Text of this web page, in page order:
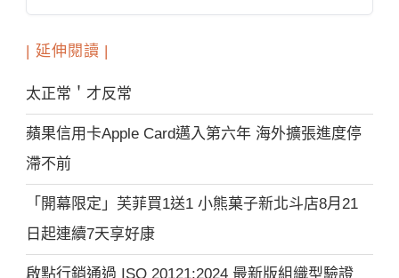
| 延伸閱讀 |
太正常＇才反常
蘋果信用卡Apple Card邁入第六年 海外擴張進度停
滯不前
「開幕限定」芙菲買1送1 小熊菓子新北斗店8月21
日起連續7天享好康
啟點行銷通過 ISO 20121:2024 最新版組織型驗證